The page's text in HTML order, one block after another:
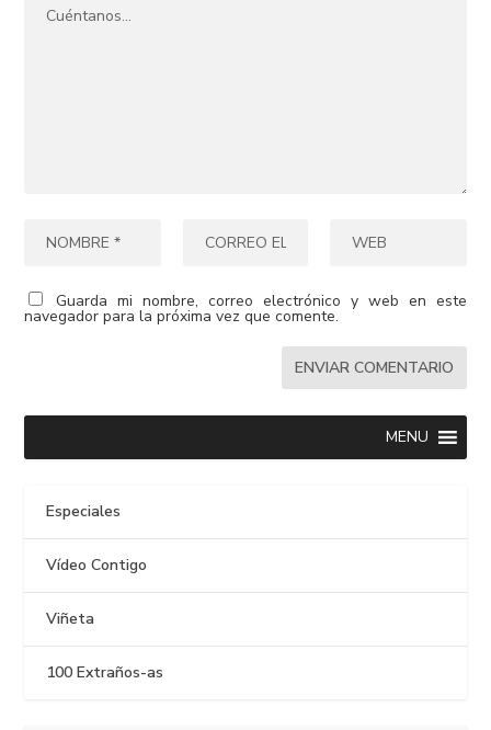
Guarda mi nombre, correo electrónico y web en este
navegador para la próxima vez que comente.
MENU
Especiales
Vídeo Contigo
Viñeta
100 Extraños-as